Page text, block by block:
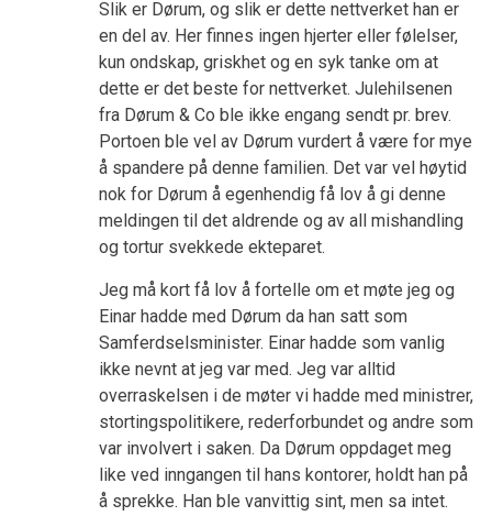
Slik er Dørum, og slik er dette nettverket han er
en del av. Her finnes ingen hjerter eller følelser,
kun ondskap, griskhet og en syk tanke om at
dette er det beste for nettverket. Julehilsenen
fra Dørum & Co ble ikke engang sendt pr. brev.
Portoen ble vel av Dørum vurdert å være for mye
å spandere på denne familien. Det var vel høytid
nok for Dørum å egenhendig få lov å gi denne
meldingen til det aldrende og av all mishandling
og tortur svekkede ekteparet.
Jeg må kort få lov å fortelle om et møte jeg og
Einar hadde med Dørum da han satt som
Samferdselsminister. Einar hadde som vanlig
ikke nevnt at jeg var med. Jeg var alltid
overraskelsen i de møter vi hadde med ministrer,
stortingspolitikere, rederforbundet og andre som
var involvert i saken. Da Dørum oppdaget meg
like ved inngangen til hans kontorer, holdt han på
å sprekke. Han ble vanvittig sint, men sa intet.